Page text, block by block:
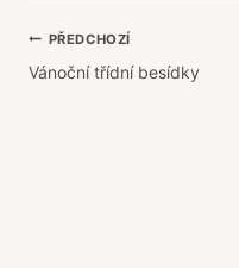
Navigace
pro
PŘEDCHOZÍ
Vánoční třídní besídky